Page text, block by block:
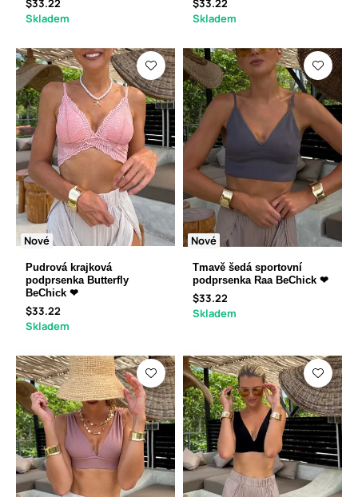
$33.22
Skladem
$33.22
Skladem
Nové
Pudrová krajková
podprsenka Butterfly
BeChick ❤
$33.22
Skladem
Nové
Tmavě šedá sportovní
podprsenka Raa BeChick ❤
$33.22
Skladem